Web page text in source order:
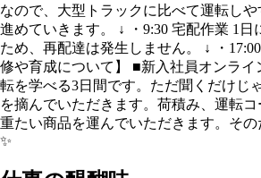
なので、大型トラックに比べて運転し
進めていきます。 ↓ ・9:30 宅配作業 1
ため、再配達は発生しません。 ↓ ・
修や育成について】 ■新入社員オンラ
転を学べる3日間です。ただ聞くだけじ
を摘んでいただきます。荷積み、運転
重たい商品を運んでいただきます。そ
✨